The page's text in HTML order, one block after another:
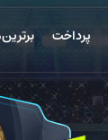
پرداخت